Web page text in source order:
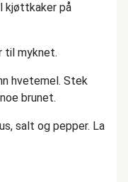
kjøttkaker på
til myknet.
hvetemel. Stek
brunet.
salt og pepper. La